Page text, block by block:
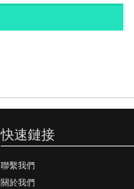
快速鏈接
聯繫我們
關於我們